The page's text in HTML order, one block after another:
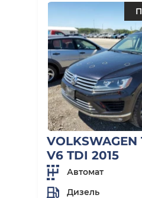
VOLKSWAGEN
V6 TDI 2015
Автомат
Дизель